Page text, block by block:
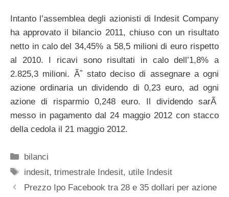
Intanto l’assemblea degli azionisti di Indesit Company
ha approvato il bilancio 2011, chiuso con un risultato
netto in calo del 34,45% a 58,5 milioni di euro rispetto
al 2010. I ricavi sono risultati in calo dell’1,8% a
2.825,3 milioni. Ãˆ stato deciso di assegnare a ogni
azione ordinaria un dividendo di 0,23 euro, ad ogni
azione di risparmio 0,248 euro. Il dividendo sarÃ
messo in pagamento dal 24 maggio 2012 con stacco
della cedola il 21 maggio 2012.
Categorie
bilanci
Tag
indesit,trimestrale Indesit, utile Indesit
Prezzo Ipo Facebook tra 28 e 35 dollari per azione